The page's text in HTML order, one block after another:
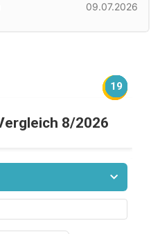
09.07.2026